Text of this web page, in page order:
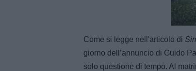
Come si legge nell'articolo di
giorno dell’annuncio di Guido
solo questione di tempo. Al